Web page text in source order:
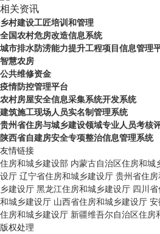
相关资讯
乡村建设工匠培训和管理
全国农村危房改造信息系统
城市排水防涝能力提升工程项目信息管理
智慧农房
公共维修资金
疫情防控管理平台
农村房屋安全信息采集系统开发系统
建筑施工现场人员实名制管理系统
贵州省住房与城乡建设领域专业人员考核
陕西省自建房安全专项整治信息管理系统
友情链接
住房和城乡建设部 内蒙古自治区住房和城
设厅 辽宁省住房和城乡建设厅 贵州省住
乡建设厅 黑龙江住房和城乡建设厅 四川
和城乡建设厅 山西省住房和城乡建设厅
住房和城乡建设厅 新疆维吾尔自治区住房
版权处理